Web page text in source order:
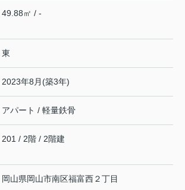
49.88㎡ / -
東
2023年8月(築3年)
アパート / 軽量鉄骨
201 / 2階 / 2階建
岡山県岡山市南区福富西２丁目